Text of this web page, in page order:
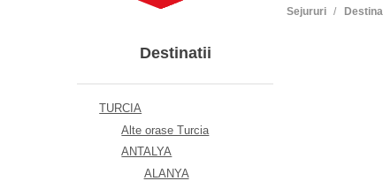
Destinatii
TURCIA
Alte orase Turcia
ANTALYA
ALANYA
Sejururi